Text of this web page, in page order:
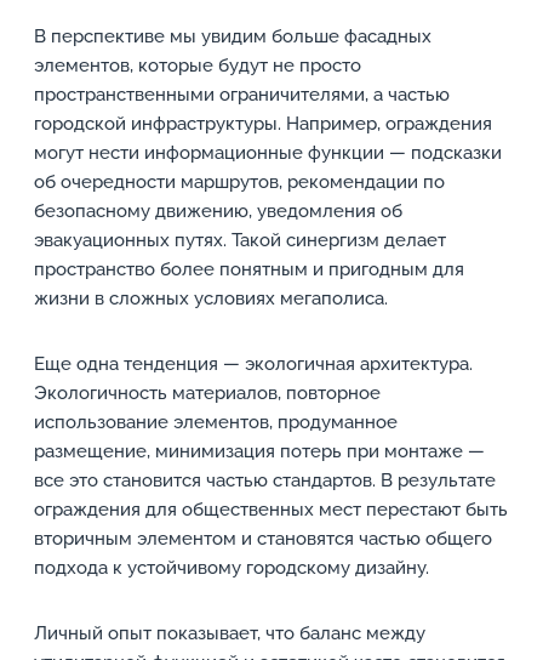
В перспективе мы увидим больше фасадных
элементов, которые будут не просто
пространственными ограничителями, а частью
городской инфраструктуры. Например, ограждения
могут нести информационные функции — подсказки
об очередности маршрутов, рекомендации по
безопасному движению, уведомления об
эвакуационных путях. Такой синергизм делает
пространство более понятным и пригодным для
жизни в сложных условиях мегаполиса.
Еще одна тенденция — экологичная архитектура.
Экологичность материалов, повторное
использование элементов, продуманное
размещение, минимизация потерь при монтаже —
все это становится частью стандартов. В результате
ограждения для общественных мест перестают быть
вторичным элементом и становятся частью общего
подхода к устойчивому городскому дизайну.
Личный опыт показывает, что баланс между